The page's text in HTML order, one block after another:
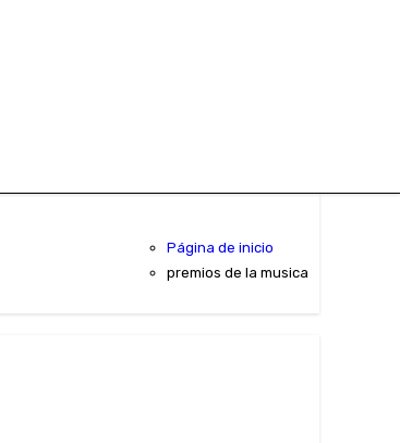
Página de inicio
premios de la musica